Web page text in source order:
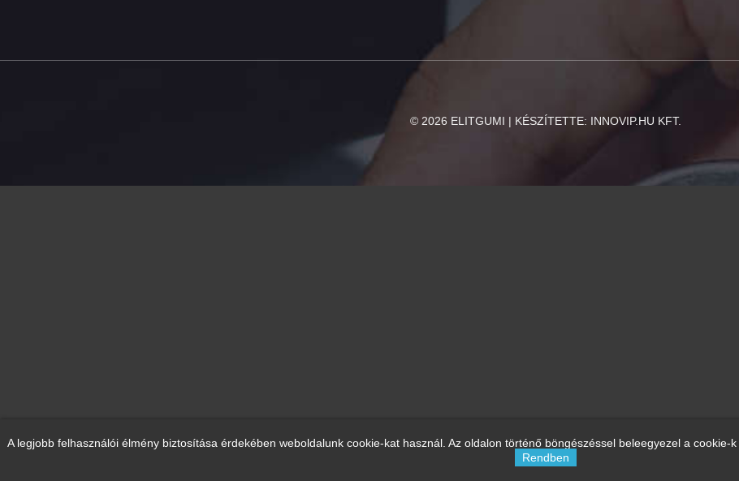
© 2026 ELITGUMI | KÉSZÍTETTE: INNOVIP.HU KFT.
A legjobb felhasználói élmény biztosítása érdekében weboldalunk cookie-kat használ. Az oldalon történő böngészéssel beleegyezel a
Rendben